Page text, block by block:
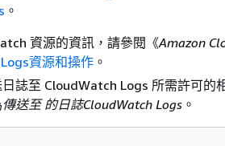
。
資源的資訊，請參閱《Amazon
資源和操作 。
誌至 CloudWatch Logs 所需許可的
傳送至 的日誌CloudWatch Logs 。